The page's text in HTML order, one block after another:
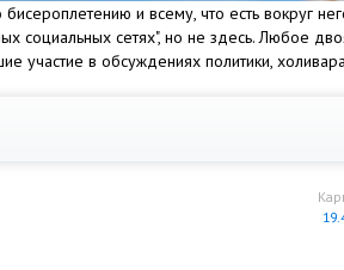
и всему, что есть вокруг
социальных сетях", но не здесь. Любое
участие в обсуждениях политики,